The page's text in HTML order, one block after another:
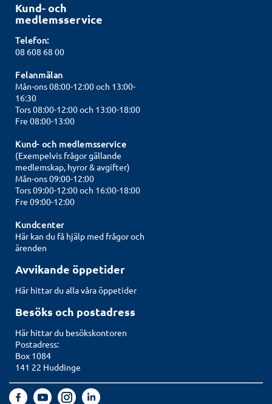
Kund- och
medlemsservice
Telefon:
08 608 68 00
Felanmälan
Mån-ons 08:00-12:00 och 13:00-
16:30
Tors 08:00-12:00 och 13:00-18:00
Fre 08:00-13:00
Kund- och medlemsservice
(Exempelvis frågor gällande
medlemskap, hyror & avgifter)
Mån-ons 09:00-12:00
Tors 09:00-12:00 och 16:00-18:00
Fre 09:00-12:00
Kundcenter
Här kan du få hjälp med frågor och
ärenden
Avvikande öppetider
Här hittar du alla våra öppetider
Besöks och postadress
Här hittar du besökskontoren
Postadress:
Box 1084
141 22 Huddinge